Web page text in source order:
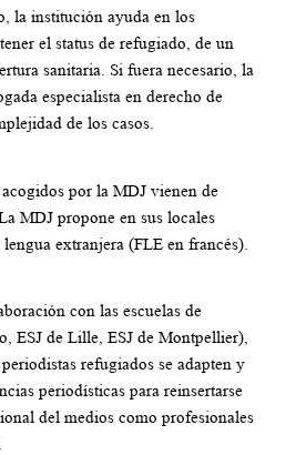
la institución ayuda en los
el status de refugiado, de un
sanitaria. Si fuera necesario, la
especialista en derecho de
de los casos.
por la MDJ vienen de
MDJ propone en sus locales
extranjera (FLE en francés).
con las escuelas de
ESJ de Lille, ESJ de Montpellier),
refugiados se adapten y
periodísticas para reinsertarse
del medios como profesionales